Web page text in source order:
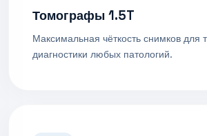
Томографы 1.5T
Максимальная чёткость снимков для
диагностики любых патологий.